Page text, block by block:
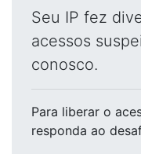
Seu IP fez
acessos
conosco.
Para liberar o
responda ao